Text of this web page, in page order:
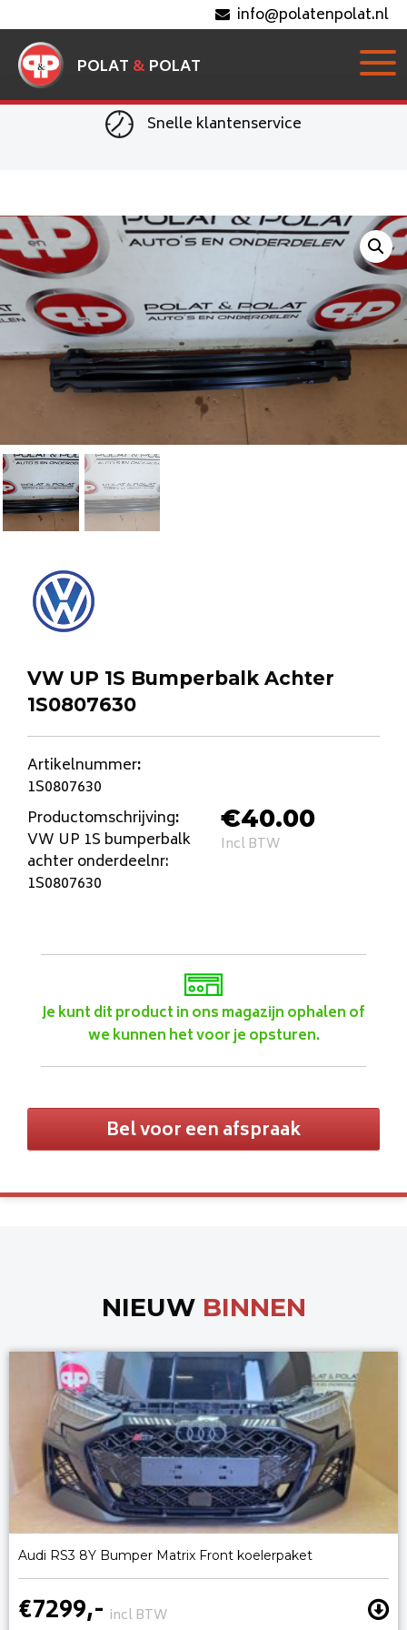
info@polatenpolat.nl
POLAT & POLAT
Snelle klantenservice
VW UP 1S Bumperbalk Achter
1S0807630
Artikelnummer:
1S0807630
Productomschrijving:
VW UP 1S bumperbalk
achter onderdeelnr:
1S0807630
€40.00
Incl BTW
Je kunt dit product in ons magazijn ophalen of
we kunnen het voor je opsturen.
Bel voor een afspraak
NIEUW BINNEN
Audi RS3 8Y Bumper Matrix Front koelerpaket
€7299,- incl BTW